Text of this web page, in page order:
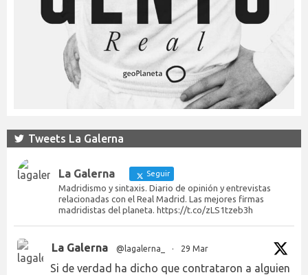
Tweets La Galerna
La Galerna Seguir
Madridismo y sintaxis. Diario de opinión y entrevistas
relacionadas con el Real Madrid. Las mejores firmas
madridistas del planeta. https://t.co/zLS1tzeb3h
La Galerna @lagalerna_ · 29 Mar
Si de verdad ha dicho que contrataron a alguien